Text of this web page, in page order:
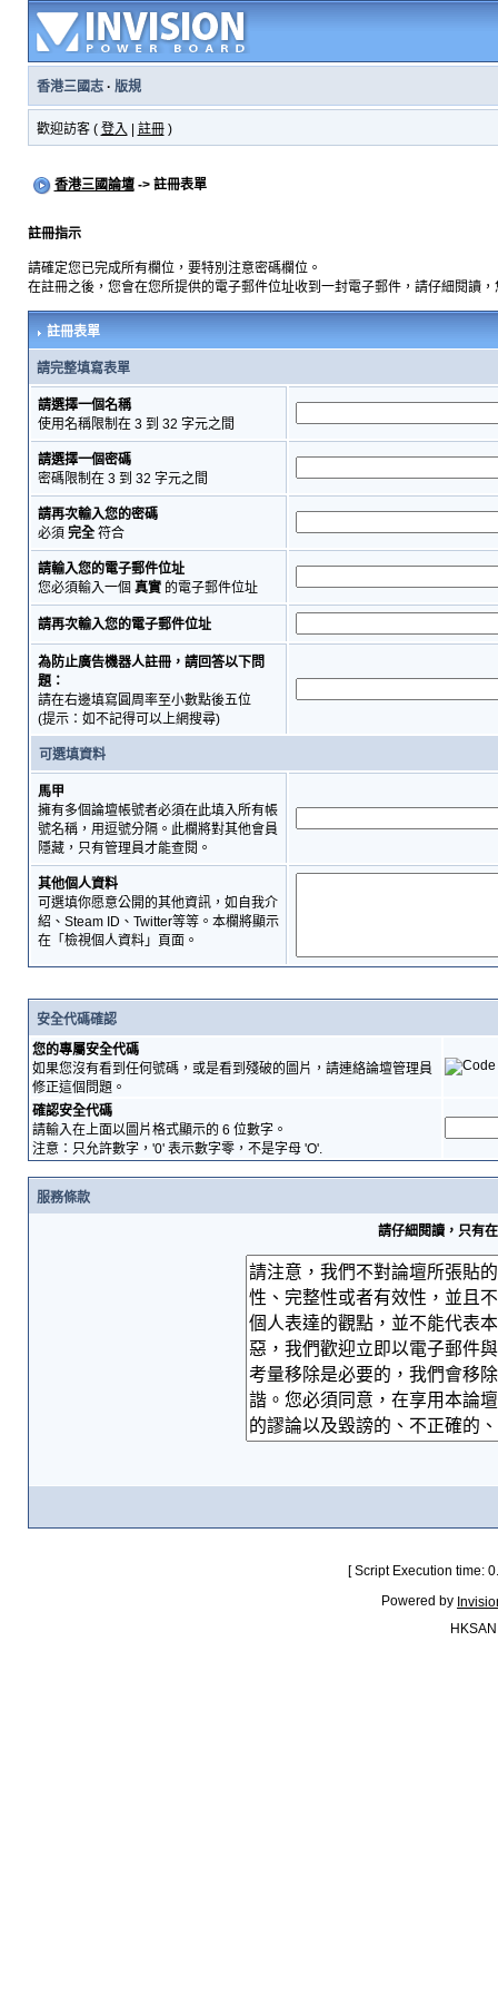
香港三國志· 版規
歡迎訪客 ( 登入 註冊)
香港三國論壇-> 註冊表單
註冊指示
請確定您已完成所有欄位，要特別注意密碼欄位。
在註冊之後，您會在您所提供的電子郵件位址收到一封電子郵件，請仔細閱讀
註冊表單
請完整填寫表單
請選擇一個名稱
使用名稱限制在 3 到 32 字元之間
請選擇一個密碼
密碼限制在 3 到 32 字元之間
請再次輸入您的密碼
必須 完全符合
請輸入您的電子郵件位址
您必須輸入一個 真實的電子郵件位址
請再次輸入您的電子郵件位址
為防止廣告機器人註冊，請回答以下問
題：
請在右邊填寫圓周率至小數點後五位
(提示：如不記得可以上網搜尋)
可選填資料
馬甲
擁有多個論壇帳號者必須在此填入所有帳
號名稱，用逗號分隔。此欄將對其他會員
隱藏，只有管理員才能查閱。
其他個人資料
可選填你愿意公開的其他資訊，如自我介
紹、Steam ID、Twitter等等。本欄將顯示
在「檢視個人資料」頁面。
安全代碼確認
您的專屬安全代碼
如果您沒有看到任何號碼，或是看到殘破的圖片，請連絡論壇管理員
修正這個問題。
確認安全代碼
請輸入在上面以圖片格式顯示的 6 位數字。
注意：只允許數字，'0' 表示數字零，不是字母 'O'.
服務條款
請仔細閱讀，只有
[ Script Execution time:
Powered by